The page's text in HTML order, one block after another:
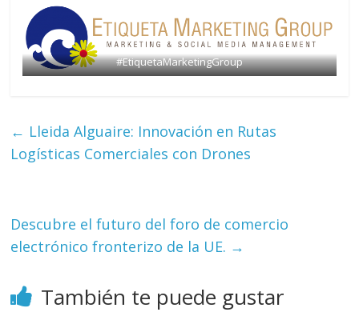
#EtiquetaMarketingGroup
← Lleida Alguaire: Innovación en Rutas
Logísticas Comerciales con Drones
Descubre el futuro del foro de comercio
electrónico fronterizo de la UE. →
También te puede gustar